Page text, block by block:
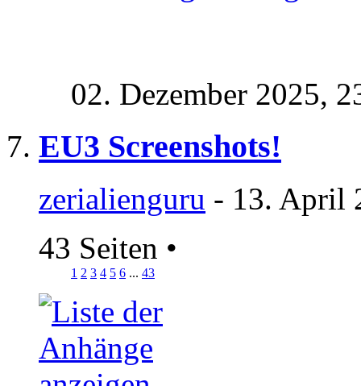
02. Dezember 2025,
EU3 Screenshots!
zerialienguru - 13. April
43 Seiten •
1 2 3 4 5 6 ... 43